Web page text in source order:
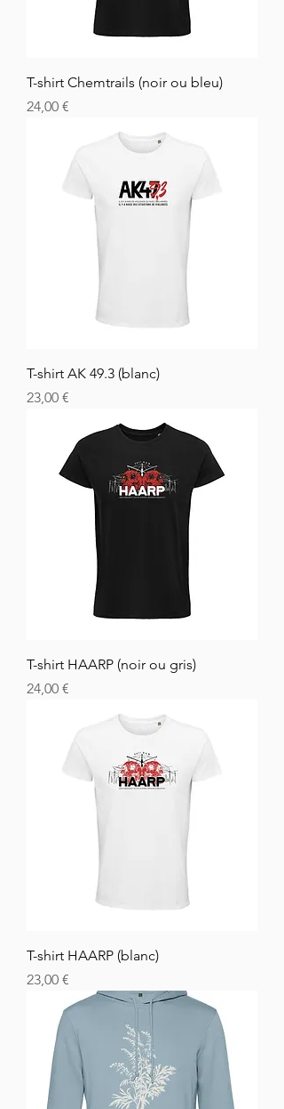
T-shirt Chemtrails (noir ou bleu)
Cena
24,00 €
T-shirt AK 49.3 (blanc)
Cena
23,00 €
T-shirt HAARP (noir ou gris)
Cena
24,00 €
T-shirt HAARP (blanc)
Cena
23,00 €